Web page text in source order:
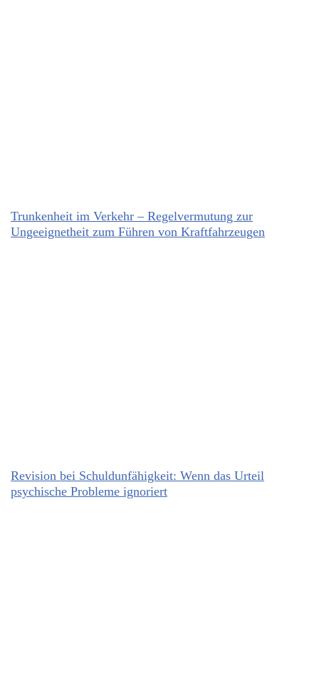
Trunkenheit im Verkehr – Regelvermutung zur
Ungeeignetheit zum Führen von Kraftfahrzeugen
Revision bei Schuldunfähigkeit: Wenn das Urteil
psychische Probleme ignoriert